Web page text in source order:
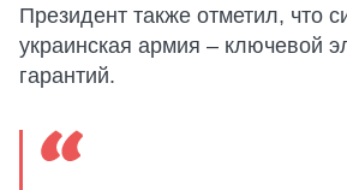
Президент также отметил, что
украинская армия – ключевой
гарантий.